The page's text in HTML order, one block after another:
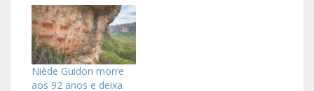
Niède Guidon morre
aos 92 anos e deixa